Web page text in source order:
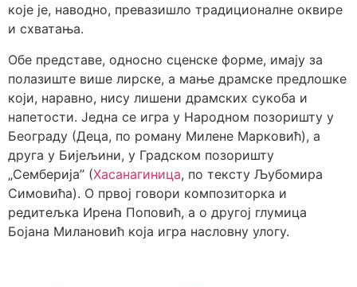
које је, наводно, превазишло традиционалне оквире
и схватања.
Обе представе, односно сценске форме, имају за
полазиште више лирске, а мање драмске предлошке
који, наравно, нису лишени драмских сукоба и
напетости. Једна се игра у Народном позоришту у
Београду (Деца, по роману Милене Марковић), а
друга у Бијељини, у Градском позоришту
„Семберија” (Хасанагиница, по тексту Љубомира
Симовића). О првој говори композиторка и
редитељка Ирена Поповић, а о другој глумица
Бојана Милановић која игра насловну улогу.